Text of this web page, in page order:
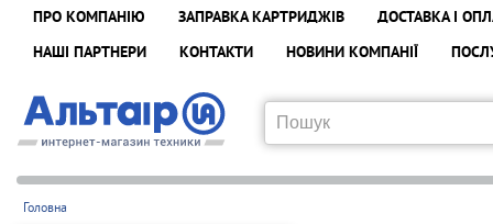
ПРО КОМПАНІЮ ЗАПРАВКА КАРТРИДЖІВ
ДОСТАВКА І
НАШІ ПАРТНЕРИ
КОНТАКТИ НОВИНИ КОМПАНІЇ
Головна